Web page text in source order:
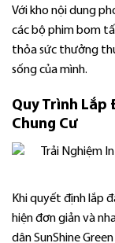
Với kho nội dung
các bộ phim bom
thỏa sức thưởng
sống của mình.
Quy Trình Lắp
Chung Cư
Khi quyết định lắp
hiện đơn giản và
dân SunShine